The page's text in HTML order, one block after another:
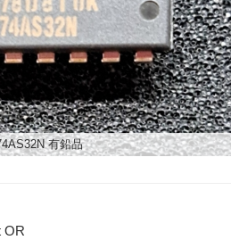
有鉛品
OR